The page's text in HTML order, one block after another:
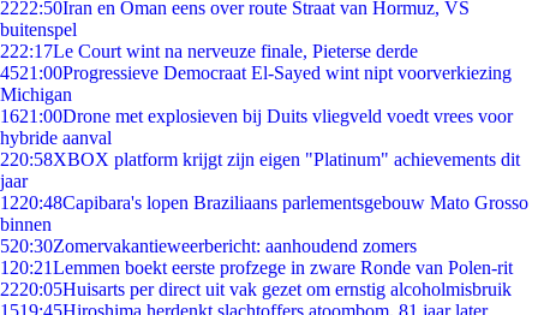
2222:50Iran en Oman eens over route Straat van Hormuz, VS
buitenspel
222:17Le Court wint na nerveuze finale, Pieterse derde
4521:00Progressieve Democraat El-Sayed wint nipt voorverkiezing
Michigan
1621:00Drone met explosieven bij Duits vliegveld voedt vrees voor
hybride aanval
220:58XBOX platform krijgt zijn eigen "Platinum" achievements dit
jaar
1220:48Capibara's lopen Braziliaans parlementsgebouw Mato Grosso
binnen
520:30Zomervakantieweerbericht: aanhoudend zomers
1 20:21Lemmen boekt eerste profzege in zware Ronde van Polen-rit
2220:05Huisarts per direct uit vak gezet om ernstig alcoholmisbruik
1519:45Hiroshima herdenkt slachtoffers atoombom, 81 jaar later